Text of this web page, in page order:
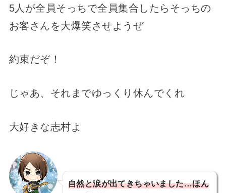
5人が全員そっちで全員集合したらそっちの
お客さんを大爆笑させようぜ
約束だぞ！
じゃあ、それまでゆっくり休んでくれ
大好きな志村よ
自然と涙が出てきちゃいました…ほん